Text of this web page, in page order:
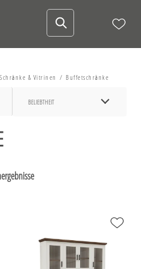
Schränke & Vitrinen Buffetschränke
BELIEBTHEIT